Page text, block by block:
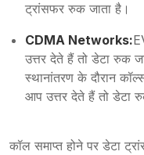
ट्रांसफर रुक जाता है।
CDMA Networks:
उत्तर देते हैं तो डेटा रुक
स्थानांतरण के दौरान
आप उत्तर देते हैं तो डेटा
कॉल समाप्त होने पर डेटा